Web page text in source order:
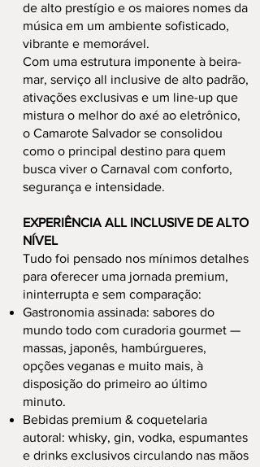
de alto prestígio e os maiores nomes da
música em um ambiente sofisticado,
vibrante e memorável.
Com uma estrutura imponente à beira-
mar, serviço all inclusive de alto padrão,
ativações exclusivas e um line-up que
mistura o melhor do axé ao eletrônico,
o Camarote Salvador se consolidou
como o principal destino para quem
busca viver o Carnaval com conforto,
segurança e intensidade.
EXPERIÊNCIA ALL INCLUSIVE DE ALTO
NÍVEL
Tudo foi pensado nos mínimos detalhes
para oferecer uma jornada premium,
ininterrupta e sem comparação:
Gastronomia assinada: sabores do
mundo todo com curadoria gourmet —
massas, japonês, hambúrgueres,
opções veganas e muito mais, à
disposição do primeiro ao último
minuto.
Bebidas premium & coquetelaria
autoral: whisky, gin, vodka, espumantes
e drinks exclusivos circulando nas mãos